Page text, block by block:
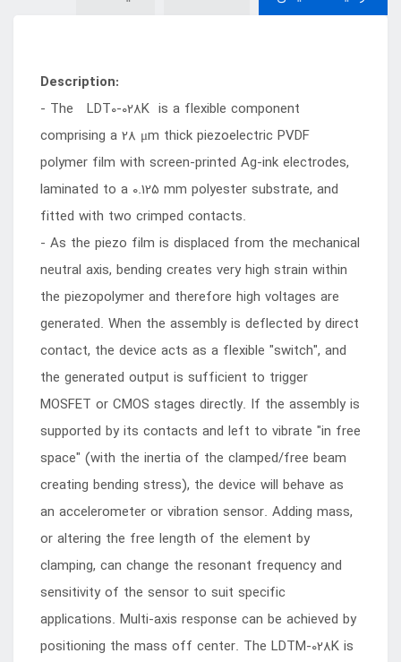
Description:
- The LDT0-028K is a flexible component
comprising a 28 μm thick piezoelectric PVDF
polymer film with screen-printed Ag-ink electrodes,
laminated to a 0.125 mm polyester substrate, and
fitted with two crimped contacts.
- As the piezo film is displaced from the mechanical
neutral axis, bending creates very high strain within
the piezopolymer and therefore high voltages are
generated. When the assembly is deflected by direct
contact, the device acts as a flexible "switch", and
the generated output is sufficient to trigger
MOSFET or CMOS stages directly. If the assembly is
supported by its contacts and left to vibrate "in free
space" (with the inertia of the clamped/free beam
creating bending stress), the device will behave as
an accelerometer or vibration sensor. Adding mass,
or altering the free length of the element by
clamping, can change the resonant frequency and
sensitivity of the sensor to suit specific
applications. Multi-axis response can be achieved by
positioning the mass off center. The LDTM-028K is